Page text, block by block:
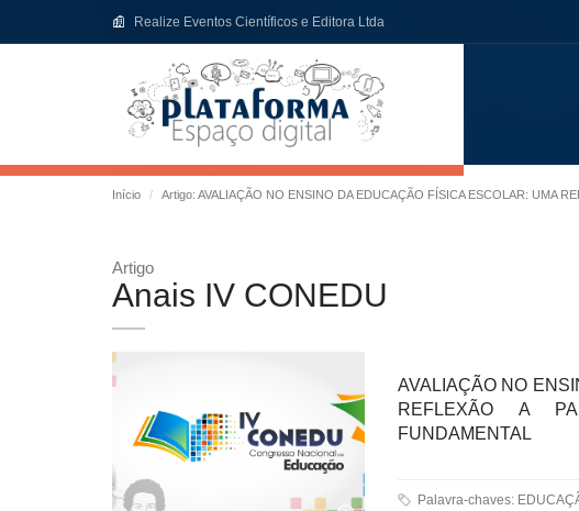
Realize Eventos Científicos e Editora Ltda
Início Artigo: AVALIAÇÃO NO ENSINO DA EDUCAÇÃO FÍSICA ESCOLAR: UMA
Artigo
Anais IV CONEDU
AVALIAÇÃO NO
REFLEXÃO A
FUNDAMENTAL
Palavra-chaves: